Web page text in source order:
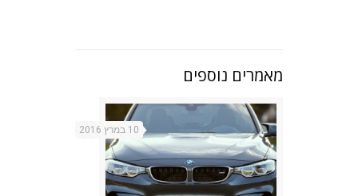
מאמרים נוספים
10 במרץ 2016